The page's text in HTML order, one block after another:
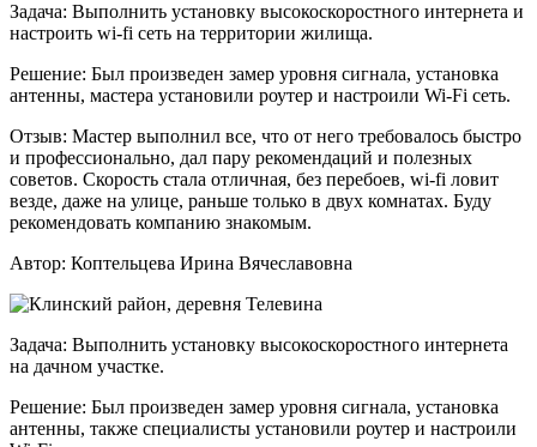
Задача: Выполнить установку высокоскоростного интернета и
настроить wi-fi сеть на территории жилища.
Решение: Был произведен замер уровня сигнала, установка
антенны, мастера установили роутер и настроили Wi-Fi сеть.
Отзыв: Мастер выполнил все, что от него требовалось быстро
и профессионально, дал пару рекомендаций и полезных
советов. Скорость стала отличная, без перебоев, wi-fi ловит
везде, даже на улице, раньше только в двух комнатах. Буду
рекомендовать компанию знакомым.
Автор: Коптельцева Ирина Вячеславовна
Задача: Выполнить установку высокоскоростного интернета
на дачном участке.
Решение: Был произведен замер уровня сигнала, установка
антенны, также специалисты установили роутер и настроили